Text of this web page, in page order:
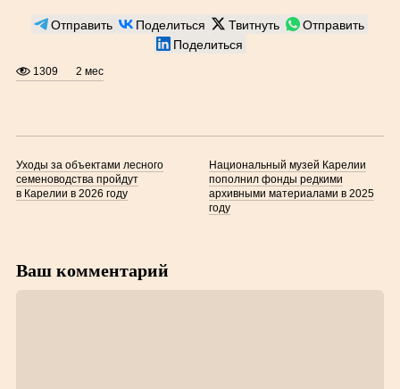
Отправить Поделиться Твитнуть
Отправить
Поделиться
1309 2 мес
Уходы за объектами лесного
семеноводства пройдут
в Карелии в 2026 году
Национальный музей Карелии
пополнил фонды редкими
архивными материалами в 2025
году
Ваш комментарий